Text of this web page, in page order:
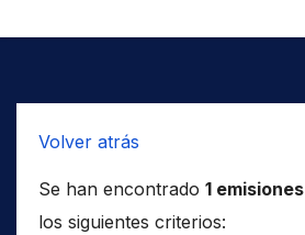
Volver atrás
Se han encontrado 1 emisiones
los siguientes criterios: